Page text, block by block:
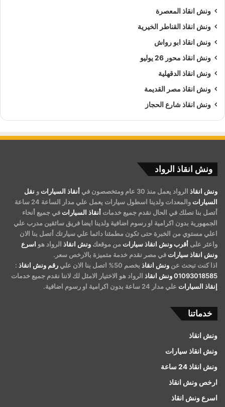
ونش انقاذ المعصرة
ونش انقاذ القناطر الخيرية
ونش انقاذ ابو رواش
ونش انقاذ محور 26 يوليو
ونش انقاذ الدقهلية
ونش انقاذ مصر القديمة
ونش انقاذ شارع الحجاز
ونش انقاذ الرواد
ونش انقاذ الرواد يعمل منذ 30 عام ومتخصصون في أنقاذ السيارات و نقل
السيارات
والمعدات ولدينا اسطول سيارات يعمل علي مدار الساعة 24 ساعة
أتصل بنا نصلك في الحال نقدم جميع خدمات أنقاذ السيارات في جميع أنحاء
الجمهورية بدون اكرامية او رسوم اضافية ولدينا ايضا فريق سائقين مدرب علي
اعلي مستوي من الخبرة حتى تكون مطمئنا دائما علي سيارتك أتصل بنا الان
واعثر على أقرب ونش انقاذ سيارات من موقعك ونش انقاذ الرواد هو اسرع
ونش انقاذ سيارات في مصر نقدم خدمة متميزة بالارخص سعر.
اذا كنت تبحث عن ونش انقاذ بخصم 50% اتصل بنا الان علي رقم ونش انقاذ :
01093018585ونش انقاذ الرواد هو الاختيار الامثل لك لاننا نقدم جميع خدمات
إنقاذ السيارات علي مدار 24 ساعة بدون اكرامية او رسوم اضافية.
خدماتنا
ونش انقاذ
ونش انقاذ سيارات
ونش انقاذ 24 ساعة
ارخص ونش انقاذ
اسرع ونش انقاذ